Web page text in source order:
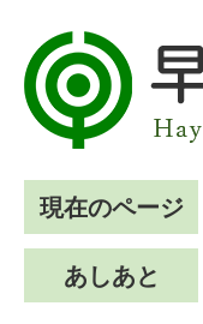
現在のページ
あしあと